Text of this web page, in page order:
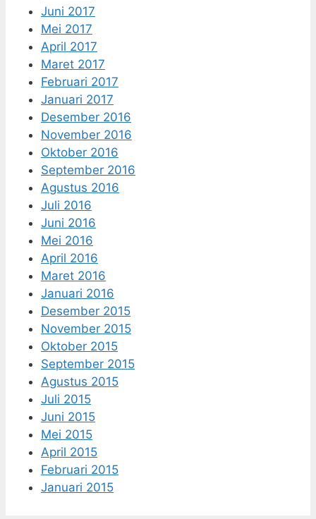
Juni 2017
Mei 2017
April 2017
Maret 2017
Februari 2017
Januari 2017
Desember 2016
November 2016
Oktober 2016
September 2016
Agustus 2016
Juli 2016
Juni 2016
Mei 2016
April 2016
Maret 2016
Januari 2016
Desember 2015
November 2015
Oktober 2015
September 2015
Agustus 2015
Juli 2015
Juni 2015
Mei 2015
April 2015
Februari 2015
Januari 2015